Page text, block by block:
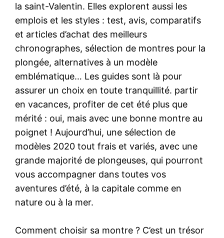
la saint-Valentin. Elles explorent aussi les
emplois et les styles : test, avis, comparatifs
et articles d’achat des meilleurs
chronographes, sélection de montres pour la
plongée, alternatives à un modèle
emblématique… Les guides sont là pour
assurer un choix en toute tranquillité. partir
en vacances, profiter de cet été plus que
mérité : oui, mais avec une bonne montre au
poignet ! Aujourd’hui, une sélection de
modèles 2020 tout frais et variés, avec une
grande majorité de plongeuses, qui pourront
vous accompagner dans toutes vos
aventures d’été, à la capitale comme en
nature ou à la mer.
Comment choisir sa montre ? C’est un trésor